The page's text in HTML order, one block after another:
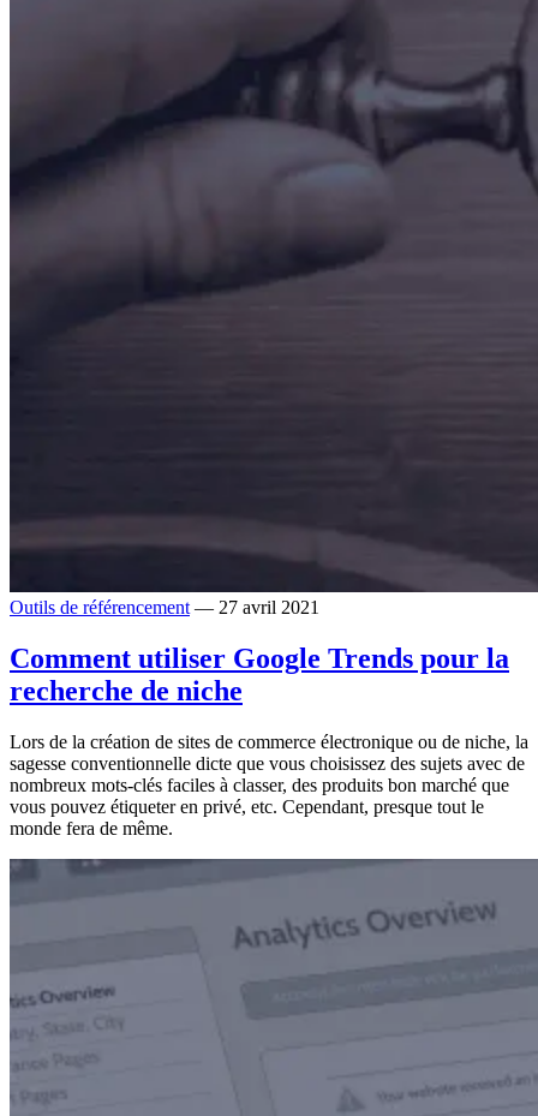
Outils de référencement — 27 avril 2021
Comment utiliser Google Trends pour la
recherche de niche
Lors de la création de sites de commerce électronique ou de niche, la
sagesse conventionnelle dicte que vous choisissez des sujets avec de
nombreux mots-clés faciles à classer, des produits bon marché que
vous pouvez étiqueter en privé, etc. Cependant, presque tout le
monde fera de même.